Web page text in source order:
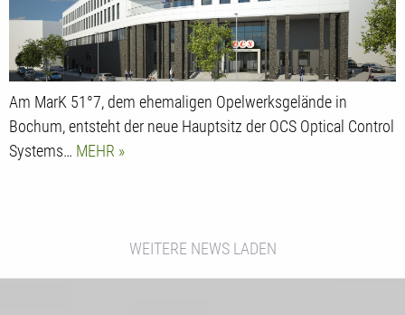
Am MarK 51°7, dem ehemaligen Opelwerksgelände in
Bochum, entsteht der neue Hauptsitz der OCS Optical Control
Systems… MEHR
WEITERE NEWS LADEN